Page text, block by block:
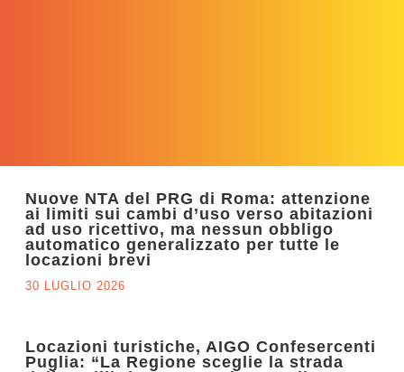
Nuove NTA del PRG di Roma: attenzione
ai limiti sui cambi d’uso verso abitazioni
ad uso ricettivo, ma nessun obbligo
automatico generalizzato per tutte le
locazioni brevi
30 LUGLIO 2026
Locazioni turistiche, AIGO Confesercenti
Puglia: “La Regione sceglie la strada